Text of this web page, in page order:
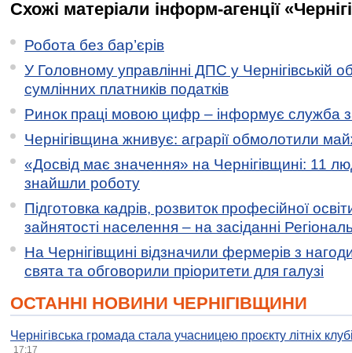
Схожі матеріали інформ-агенції
Робота без бар’єрів
У Головному управлінні ДПС у Чернігівській
сумлінних платників податків
Ринок праці мовою цифр – інформує служба
Чернігівщина жнивує: аграрії обмолотили
«Досвід має значення» на Чернігівщині: 11
знайшли роботу
Підготовка кадрів, розвиток професійної
зайнятості населення – на засіданні
На Чернігівщині відзначили фермерів з
свята та обговорили пріоритети для галузі
ОСТАННІ НОВИНИ ЧЕРНІГІВЩИНИ
Чернігівська громада стала учасницею проєкту літніх
17:17